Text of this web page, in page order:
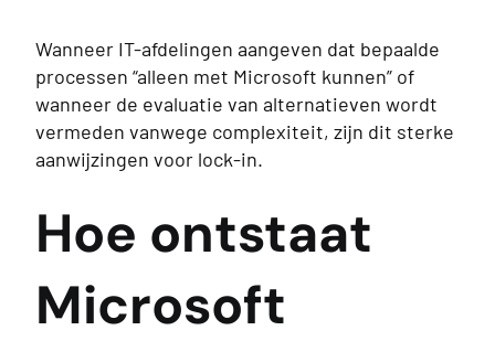
Wanneer IT-afdelingen aangeven dat bepaalde
processen “alleen met Microsoft kunnen” of
wanneer de evaluatie van alternatieven wordt
vermeden vanwege complexiteit, zijn dit sterke
aanwijzingen voor lock-in.
Hoe ontstaat
Microsoft